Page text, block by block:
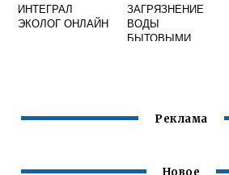
ИНТЕГРАЛ
ЭКОЛОГ ОНЛАЙН
ЗАГРЯЗНЕНИЕ
ВОДЫ
БЫТОВЫМИ
Реклама
Новое